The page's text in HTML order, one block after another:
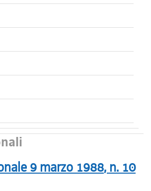
9 marzo 1988, n. 10